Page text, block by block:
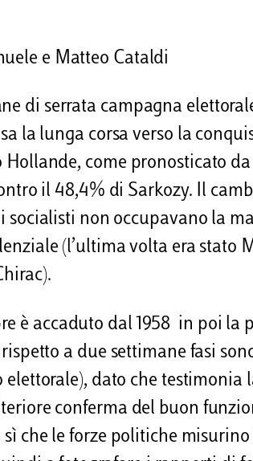
e Matteo Cataldi
di serrata campagna
la lunga corsa verso la
Hollande, come pronosticato
il 48,4% di Sarkozy. Il
i socialisti non occupavano la
(l’ultima volta era stato
è accaduto dal 1958 in poi la
a due settimane fasi
elettorale), dato che
conferma del buon
sì che le forze politiche